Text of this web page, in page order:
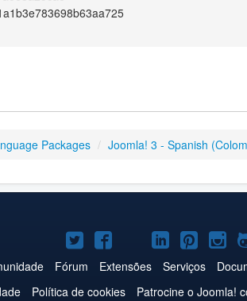
Packages / Joomla! 3 - Spanish
Joomla!
no
Twitter
Joomla!
no
Facebook
Joomla!
no
YouTube
Joomla!
no
LinkedIn
no no
Fórum Extensões Serviços
Política de cookies Patrocine o Joomla!